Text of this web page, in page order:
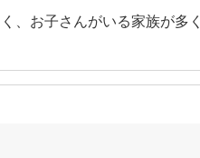
お子さんがいる家族が多